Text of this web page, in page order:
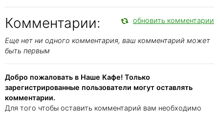
Комментарии: обновить комментарии
Еще нет ни одного комментария, ваш комментарий может
быть первым
Добро пожаловать в Наше Кафе! Только
зарегистрированные пользователи могут оставлять
комментарии.
Для того чтобы оставить комментарий вам необходимо